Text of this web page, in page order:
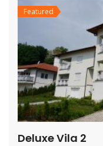
Featured
Deluxe Vila 2